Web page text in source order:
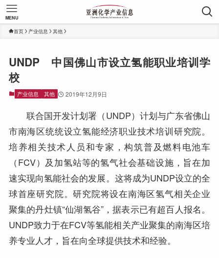
MENU
首页 产业信息 其他
UNDP 中国佛山市设立氢能职业培训学
校
产业信息 其他 2019年12月9日
联合国开发计划署（UNDP）计划与广东省佛山
市南海区统统设立氢能经济职业技术培训研究院。
培养相关技术人员和专家，构筑普及燃料电池车
（FCV）及加氢站等的氢气社会基础设施，旨在加
速实现向氢能社会的发展。这将成为UNDP设立的全
球首座研究院。研究院将设在南海区氢气相关企业
聚集的丹灶镇“仙湖氢谷”，据表示已有超百人报名。
UNDP致力于在FCV等氢能相关产业聚集的南海区培
养专业人才，旨在向全球提供技术和经验。